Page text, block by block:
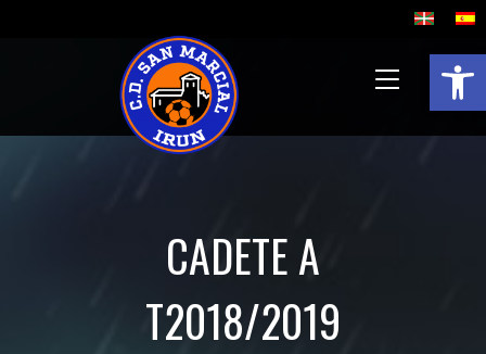
Abrir
CADETE A
T2018/2019